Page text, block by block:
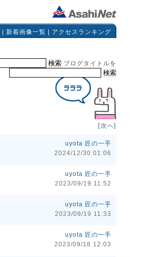
新着画像一覧 アクセスランキング
ブログタイトルを
[次へ]
uyota 匠の一手
2024/12/30 01:06
uyota 匠の一手
2023/09/19 11:52
uyota 匠の一手
2023/09/19 11:33
uyota 匠の一手
2023/09/18 12:03